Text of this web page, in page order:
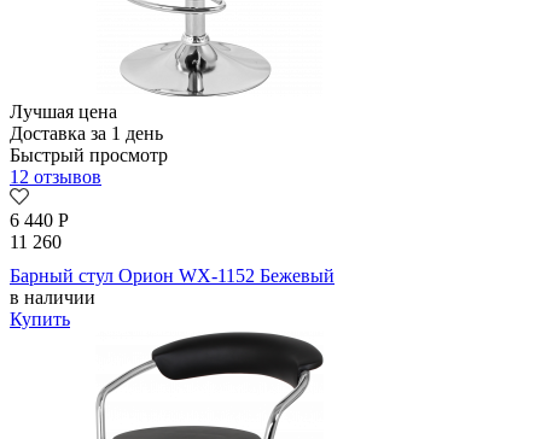
Лучшая цена
Доставка за 1 день
Быстрый просмотр
12 отзывов
6 440 Р
11 260
Барный стул Орион WX-1152 Бежевый
в наличии
Купить